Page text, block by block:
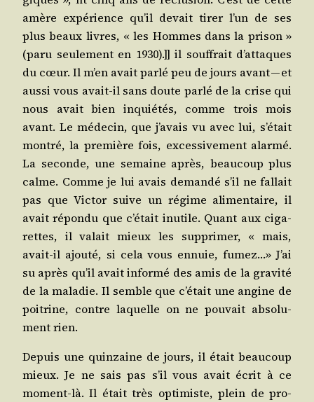
amère expé­rience qu’il devait tirer l’un de ses
plus beaux livres, « les Hommes dans la pri­son »
(paru seule­ment en 1930).]] il souf­frait d’attaques
du cœur. Il m’en avait par­lé peu de jours avant — et
aus­si vous avait-il sans doute par­lé de la crise qui
nous avait bien inquié­tés, comme trois mois
avant. Le méde­cin, que j’avais vu avec lui, s’était
mon­tré, la pre­mière fois, exces­si­ve­ment alar­mé.
La seconde, une semaine après, beau­coup plus
calme. Comme je lui avais deman­dé s’il ne fal­lait
pas que Vic­tor suive un régime ali­men­taire, il
avait répon­du que c’était inutile. Quant aux ciga­
rettes, il valait mieux les sup­pri­mer, « mais,
avait-il ajou­té, si cela vous ennuie, fumez…» J’ai
su après qu’il avait infor­mé des amis de la gra­vi­té
de la mala­die. Il semble que c’était une angine de
poi­trine, contre laquelle on ne pou­vait abso­lu­
ment rien.
Depuis une quin­zaine de jours, il était beau­coup
mieux. Je ne sais pas s’il vous avait écrit à ce
moment-là. Il était très opti­miste, plein de pro­